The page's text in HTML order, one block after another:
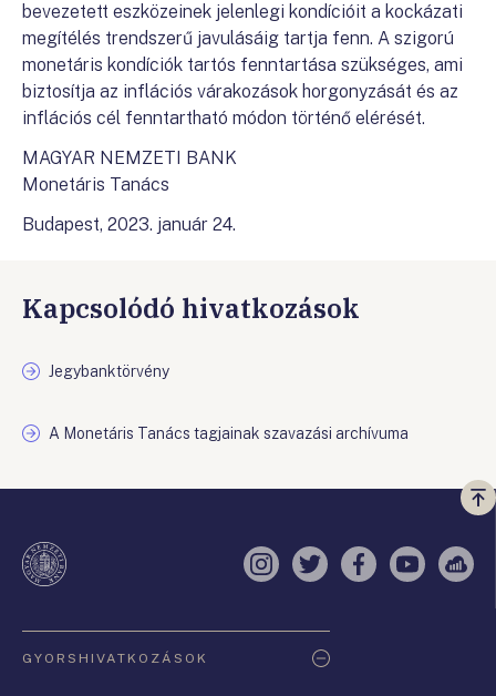
bevezetett eszközeinek jelenlegi kondícióit a kockázati
megítélés trendszerű javulásáig tartja fenn. A szigorú
monetáris kondíciók tartós fenntartása szükséges, ami
biztosítja az inflációs várakozások horgonyzását és az
inflációs cél fenntartható módon történő elérését.
MAGYAR NEMZETI BANK
Monetáris Tanács
Budapest, 2023. január 24.
Kapcsolódó hivatkozások
Jegybanktörvény
A Monetáris Tanács tagjainak szavazási archívuma
a
Instagram
TwitterFacebook
YouTube
GYORSHIVATKOZÁSOK